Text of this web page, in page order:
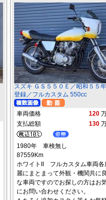
スズキ ＧＳ５５０Ｅ／昭和５５
登録／フルカスタム 550cc
車両価格 120
支払総額
130
1980年 車検無し
87559Km
ホワイトII フルカスタム車両各
麗にまとまって外観・機関共に
な車両ですのでお探しの方はお
にお問い合わせください。